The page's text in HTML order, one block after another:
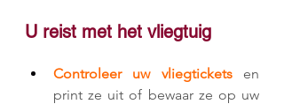
U reist met het vliegtuig
Controleer uw vliegtickets en
print ze uit of bewaar ze op uw